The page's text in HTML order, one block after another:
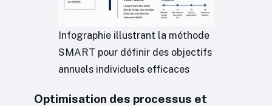
Infographie illustrant la méthode
SMART pour définir des objectifs
annuels individuels efficaces
Optimisation des processus et